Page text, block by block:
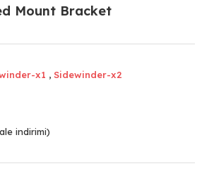
Mount Bracket
x1 , Sidewinder-x2
indirimi)